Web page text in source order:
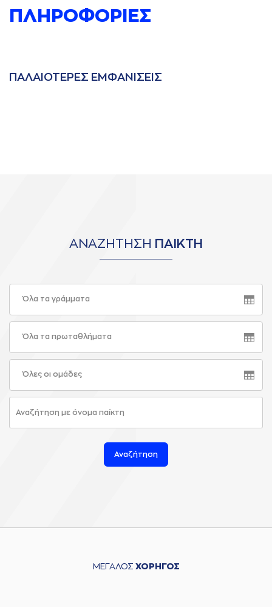
ΠΛΗΡΟΦΟΡΙΕΣ
ΠAΛAΙΟΤΕΡΕΣ ΕΜΦAΝΙΣΕΙΣ
ΑΝΑΖΗΤΗΣΗ ΠΑΙΚΤΗ
Όλα τα γράμματα
Όλα τα πρωταθλήματα
Όλες οι ομάδες
Αναζήτηση
ΜΕΓΑΛΟΣ ΧΟΡΗΓΟΣ